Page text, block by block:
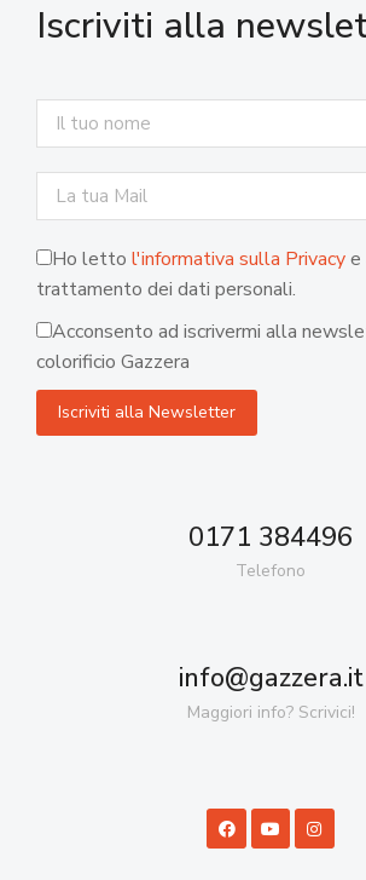
Iscriviti alla
Ho letto l'informativa sulla Privacye
trattamento dei dati personali.
Acconsento ad iscrivermi alla
colorificio Gazzera
0171 384496
Telefono
info@gazzera.it
Maggiori info? Scrivici!